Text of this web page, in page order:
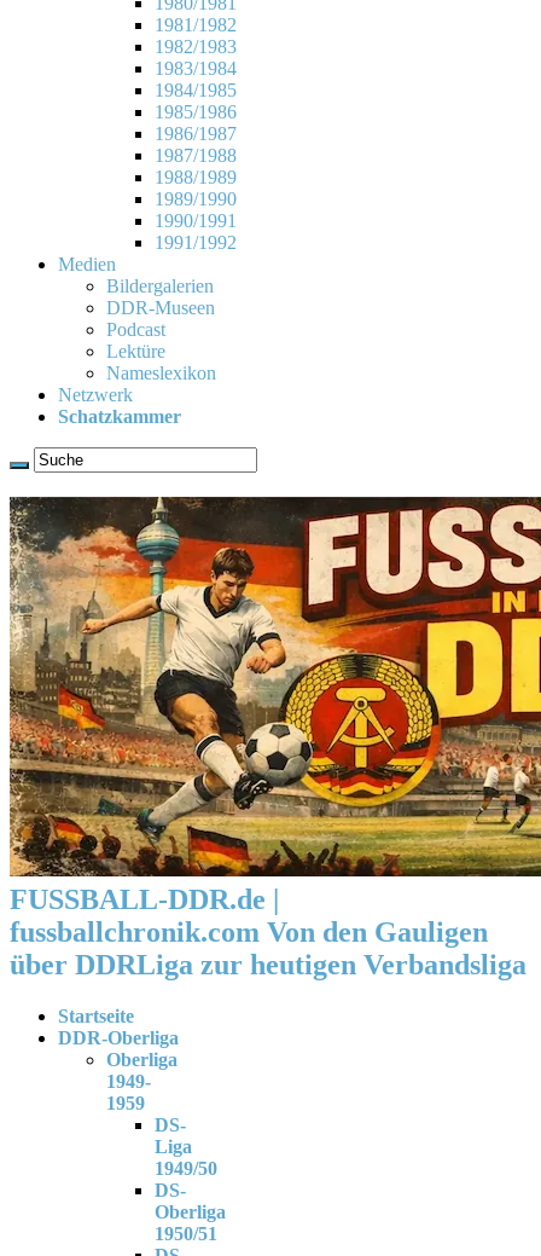
1981/1982
1982/1983
1983/1984
1984/1985
1985/1986
1986/1987
1987/1988
1988/1989
1989/1990
1990/1991
1991/1992
Medien
Bildergalerien
DDR-Museen
Podcast
Lektüre
Nameslexikon
Netzwerk
Schatzkammer
FUSSBALL-DDR.de |
fussballchronik.com Von den Gauligen
über DDRLiga zur heutigen Verbandsliga
Startseite
DDR-Oberliga
Oberliga
1949-
1959
DS-
Liga
1949/50
DS-
Oberliga
1950/51